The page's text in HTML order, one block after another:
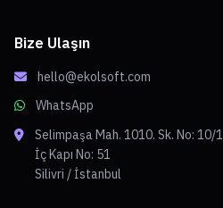
Bize Ulaşın
hello@ekolsoft.com
WhatsApp
Selimpaşa Mah. 1010. Sk. No: 10/1
İç Kapı No: 51
Silivri / İstanbul